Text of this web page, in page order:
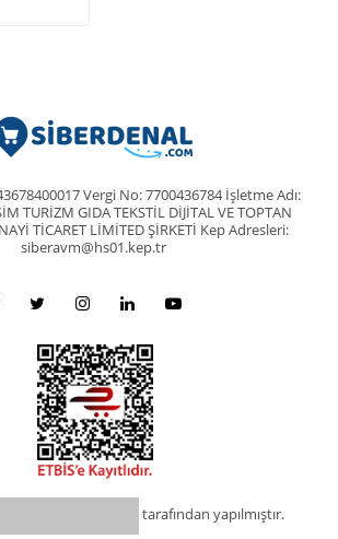
Vergi No: 7700436784 İşletme Adı:
TURİZM GIDA TEKSTİL DİJİTAL VE TOPTAN
TİCARET LİMİTED ŞİRKETİ Kep Adresleri:
siberavm@hs01.kep.tr
tarafından yapılmıştır.